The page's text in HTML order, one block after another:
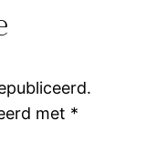
met *